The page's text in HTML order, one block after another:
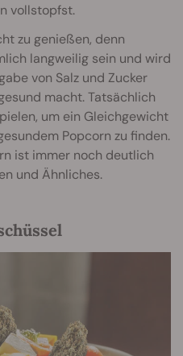
vollstopfst.
zu genießen, denn
langweilig sein und wird
von Salz und Zucker
macht. Tatsächlich
um ein Gleichgewicht
Popcorn zu finden.
ist immer noch deutlich
und Ähnliches.